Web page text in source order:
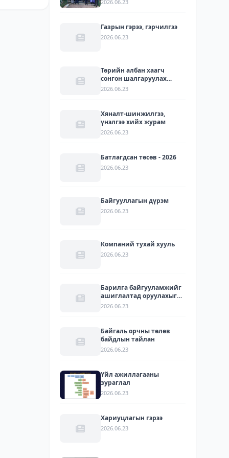
2026.06.23
Газрын гэрээ, гэрчилгээ
2026.06.23
Төрийн албан хаагч
сонгон шалгаруулах
журам
2026.06.23
Хяналт-шинжилгээ,
үнэлгээ хийх журам
2026.06.23
Батлагдсан төсөв - 2026
2026.06.23
Байгууллагын дүрэм
2026.06.23
Компаний тухай хууль
2026.06.23
Барилга байгууламжийг
ашиглалтад оруулахыг
зөвшөөрсөн акт
2026.06.23
Байгаль орчны төлөв
байдлын тайлан
2026.06.23
Үйл ажиллагааны
зураглал
2026.06.23
Хариуцлагын гэрээ
2026.06.23